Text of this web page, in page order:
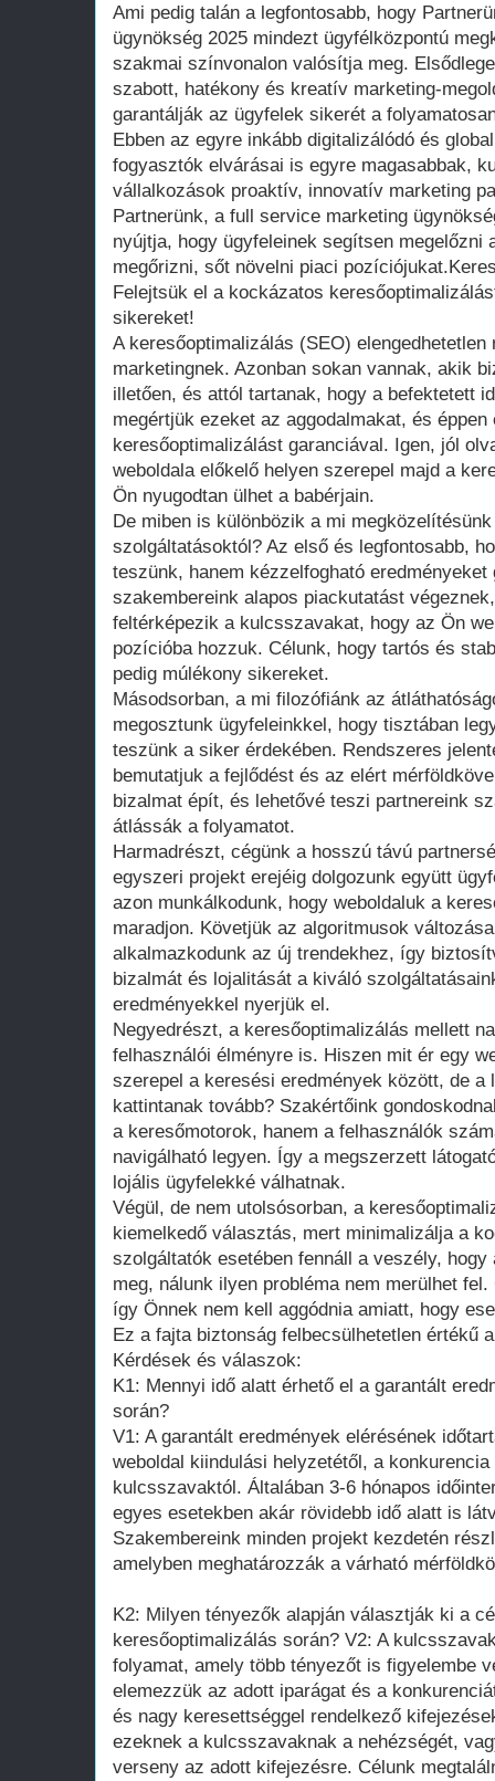
Ami pedig talán a legfontosabb, hogy
ügynökség 2025 mindezt ügyfélközpontú
szakmai színvonalon valósítja meg.
szabott, hatékony és kreatív marketing-
garantálják az ügyfelek sikerét a
Ebben az egyre inkább digitalizálódó és
fogyasztók elvárásai is egyre magasabbak,
vállalkozások proaktív, innovatív marketing
Partnerünk, a full service marketing
nyújtja, hogy ügyfeleinek segítsen megelőzni
megőrizni, sőt növelni piaci
Felejtsük el a kockázatos
sikereket!
A keresőoptimalizálás (SEO)
marketingnek. Azonban sokan vannak, akik
illetően, és attól tartanak, hogy a befektetett
megértjük ezeket az aggodalmakat, és
keresőoptimalizálást garanciával. Igen, jól
weboldala előkelő helyen szerepel majd a
Ön nyugodtan ülhet a babérjain.
De miben is különbözik a mi
szolgáltatásoktól? Az első és legfontosabb,
teszünk, hanem kézzelfogható eredményeket
szakembereink alapos piackutatást
feltérképezik a kulcsszavakat, hogy az Ön
pozícióba hozzuk. Célunk, hogy tartós és
pedig múlékony sikereket.
Másodsorban, a mi filozófiánk az
megosztunk ügyfeleinkkel, hogy tisztában
teszünk a siker érdekében. Rendszeres
bemutatjuk a fejlődést és az elért
bizalmat épít, és lehetővé teszi partnereink
átlássák a folyamatot.
Harmadrészt, cégünk a hosszú távú
egyszeri projekt erejéig dolgozunk együtt
azon munkálkodunk, hogy weboldaluk a
maradjon. Követjük az algoritmusok
alkalmazkodunk az új trendekhez, így
bizalmát és lojalitását a kiváló
eredményekkel nyerjük el.
Negyedrészt, a keresőoptimalizálás mellett
felhasználói élményre is. Hiszen mit ér egy
szerepel a keresési eredmények között, de a
kattintanak tovább? Szakértőink
a keresőmotorok, hanem a felhasználók
navigálható legyen. Így a megszerzett
lojális ügyfelekké válhatnak.
Végül, de nem utolsósorban, a
kiemelkedő választás, mert minimalizálja a
szolgáltatók esetében fennáll a veszély,
meg, nálunk ilyen probléma nem merülhet
így Önnek nem kell aggódnia amiatt, hogy
Ez a fajta biztonság felbecsülhetetlen értékű
Kérdések és válaszok:
K1: Mennyi idő alatt érhető el a garantált
során?
V1: A garantált eredmények elérésének
weboldal kiindulási helyzetétől, a
kulcsszavaktól. Általában 3-6 hónapos
egyes esetekben akár rövidebb idő alatt is
Szakembereink minden projekt kezdetén
amelyben meghatározzák a várható
K2: Milyen tényezők alapján választják ki a
keresőoptimalizálás során? V2: A
folyamat, amely több tényezőt is figyelembe
elemezzük az adott iparágat és a
és nagy keresettséggel rendelkező
ezeknek a kulcsszavaknak a nehézségét,
verseny az adott kifejezésre. Célunk